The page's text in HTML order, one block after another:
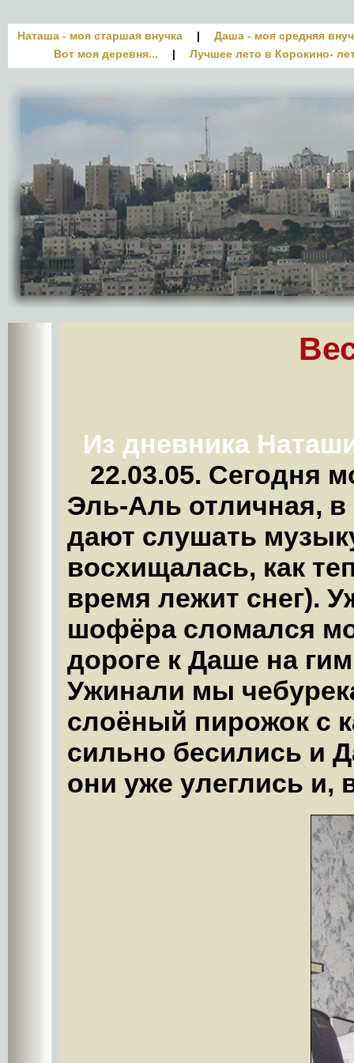
Наташа - моя старшая внучка |
Даша - моя средняя
Вот моя деревня...
| Лучшее лето в Корокино-
Из дневника
22.03.05. Сегодня
Эль-Аль отличная, в
дают слушать
восхищалась, как
время лежит снег).
шофёра сломался
дороге к Даше на
Ужинали мы
слоёный пирожок с
сильно бесились и
они уже улеглись и,